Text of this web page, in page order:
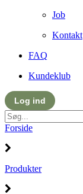
Job
Kontakt
FAQ
Kundeklub
Log ind
Forside
Produkter